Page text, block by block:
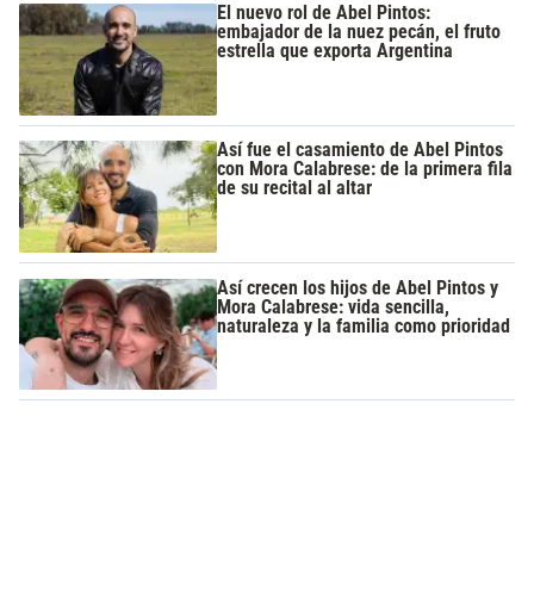
El nuevo rol de Abel Pintos:
embajador de la nuez pecán, el fruto
estrella que exporta Argentina
Así fue el casamiento de Abel Pintos
con Mora Calabrese: de la primera fila
de su recital al altar
Así crecen los hijos de Abel Pintos y
Mora Calabrese: vida sencilla,
naturaleza y la familia como prioridad